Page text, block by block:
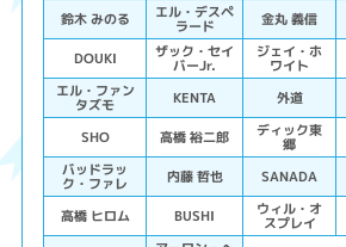
鈴木 みのる
エル・デスペ
ラード
金丸 義信
DOUKI
ザック・セイ
バーJr.
ジェイ・ホ
ワイト
エル・ファン
タズモ
KENTA 外道
SHO
高橋 裕二郎
ディック東
郷
バッドラッ
ク・ファレ
内藤 哲也 SANADA
高橋 ヒロム BUSHI
ウィル・オ
スプレイ